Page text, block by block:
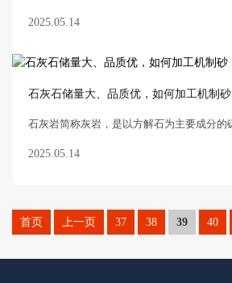
2025.05.14
石灰石储量大、品质优，如何加工机制砂
2025.05.14
首页 上一页 37 38 39 40